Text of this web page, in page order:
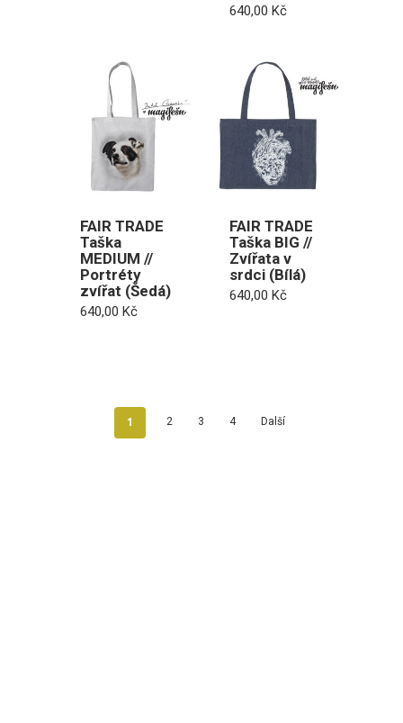
640,00Kč
FAIR TRADE
Taška
MEDIUM //
Portréty
zvířat (Šedá)
640,00 Kč
FAIR TRADE
Taška BIG //
Zvířata v
srdci (Bílá)
640,00Kč
1 2 3 4 Další